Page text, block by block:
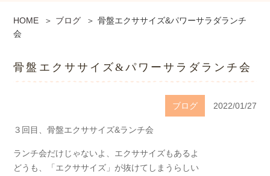
HOME ブログ
骨盤エクササイズ&パワーサラダランチ
会
骨盤エクササイズ&パワーサラダランチ会
ブログ 2022/01/27
３回目、骨盤エクササイズ&ランチ会
ランチ会だけじゃないよ、エクササイズもあるよ
どうも、「エクササイズ」が抜けてしまうらしい